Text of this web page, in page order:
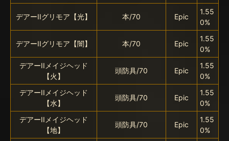
デアーIIグリモア【光】 本/70 Epic
1.55
0%
デアーIIグリモア【闇】 本/70 Epic
1.55
0%
デアーIIメイジヘッド
【火】
頭防具/70 Epic
1.55
0%
デアーIIメイジヘッド
【水】
頭防具/70 Epic
1.55
0%
デアーIIメイジヘッド
【地】
頭防具/70 Epic
1.55
0%